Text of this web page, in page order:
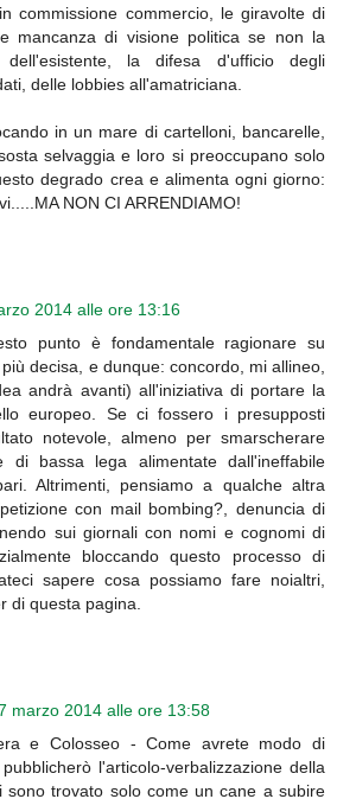
commissione commercio, le giravolte di
mancanza di visione politica se non la
dell'esistente, la difesa d'ufficio degli
delle lobbies all'amatriciana.
in un mare di cartelloni, bancarelle,
selvaggia e loro si preoccupano solo
degrado crea e alimenta ogni giorno:
NON CI ARRENDIAMO!
2014 alle ore 13:16
punto è fondamentale ragionare su
decisa, e dunque: concordo, mi allineo,
andrà avanti) all'iniziativa di portare la
europeo. Se ci fossero i presupposti
notevole, almeno per smarscherare
di bassa lega alimentate dall'ineffabile
Altrimenti, pensiamo a qualche altra
con mail bombing?, denuncia di
sui giornali con nomi e cognomi di
bloccando questo processo di
sapere cosa possiamo fare noialtri,
di questa pagina.
marzo 2014 alle ore 13:58
e Colosseo - Come avrete modo di
l'articolo-verbalizzazione della
sono trovato solo come un cane a subire